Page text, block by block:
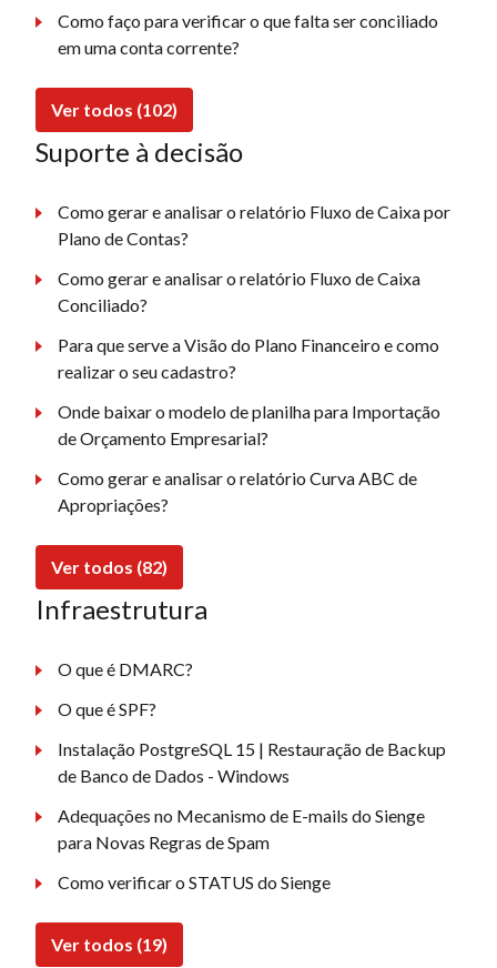
Como faço para verificar o que falta ser conciliado
em uma conta corrente?
Ver todos (102)
Suporte à decisão
Como gerar e analisar o relatório Fluxo de Caixa por
Plano de Contas?
Como gerar e analisar o relatório Fluxo de Caixa
Conciliado?
Para que serve a Visão do Plano Financeiro e como
realizar o seu cadastro?
Onde baixar o modelo de planilha para Importação
de Orçamento Empresarial?
Como gerar e analisar o relatório Curva ABC de
Apropriações?
Ver todos (82)
Infraestrutura
O que é DMARC?
O que é SPF?
Instalação PostgreSQL 15 | Restauração de Backup
de Banco de Dados - Windows
Adequações no Mecanismo de E-mails do Sienge
para Novas Regras de Spam
Como verificar o STATUS do Sienge
Ver todos (19)